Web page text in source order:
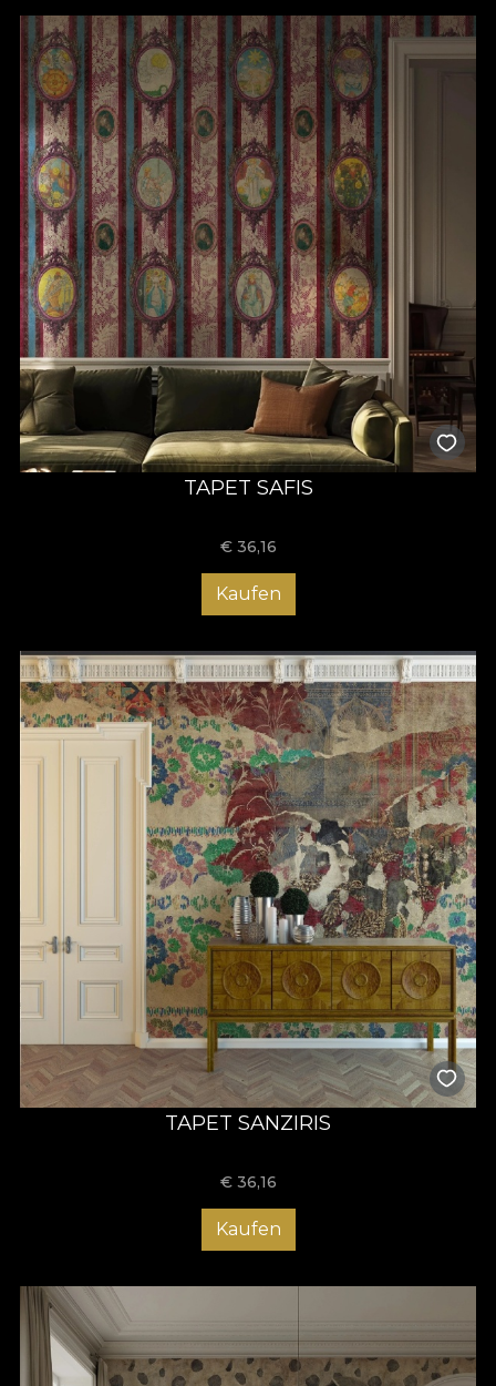
TAPET SAFIS
€ 36,16
Kaufen
TAPET SANZIRIS
€ 36,16
Kaufen